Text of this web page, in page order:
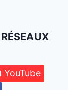
YouTube